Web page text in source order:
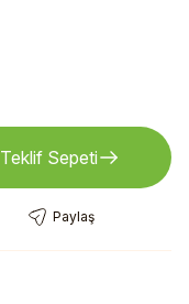
Teklif Sepeti
Paylaş